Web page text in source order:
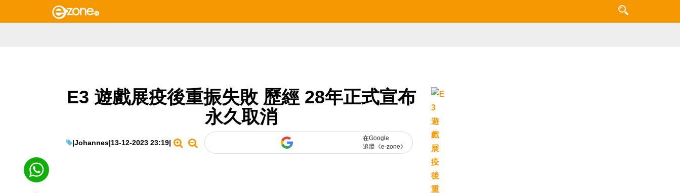
E3 遊戲展疫後重振失敗 歷經 28年正式宣布
永久取消
|Johannes|13-12-2023 23:19|
在Google
追蹤《e-zone》